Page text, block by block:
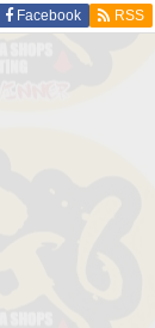
Facebook RSS